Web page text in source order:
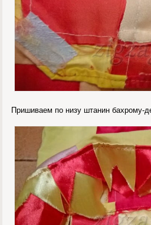
Пришиваем по низу штанин бахрому-